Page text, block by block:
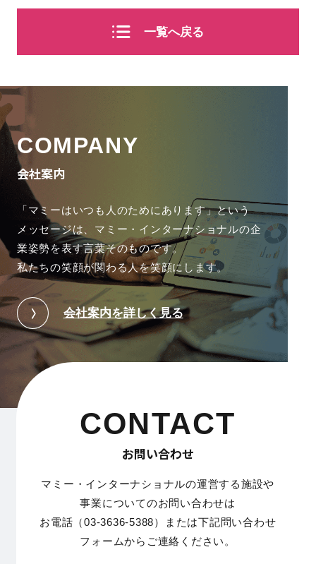
一覧へ戻る
COMPANY
会社案内
「マミーはいつも人のためにあります」という
メッセージは、 マミー・インターナショナルの企
業姿勢を表す言葉そのものです。
私たちの笑顔が関わる人を笑顔にします。
会社案内を詳しく見る
CONTACT
お問い合わせ
マミー・インターナショナルの運営する施設や
事業についてのお問い合わせは
お電話（03-3636-5388）または下記問い合わせ
フォームからご連絡ください。